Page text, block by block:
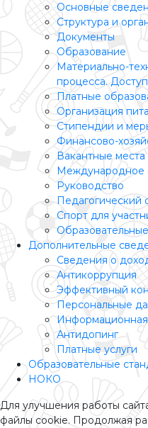
Основные
Структура и
Документы
Образование
Материально-
процесса.
Платные
Организация
Стипендии и
Финансово-
Вакантные
Международное
Руководство
Педагогический
Спорт для
Дополнительные
Сведения о
Антикоррупция
Эффективный
Персональные
Информационная
Антидопинг
Платные услуги
Образовательные
НОКО
Для улучшения работы
файлы cookie. Продолжая